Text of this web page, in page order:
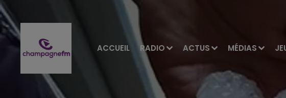
ACCUEIL RADIO ACTUS MÉDIAS